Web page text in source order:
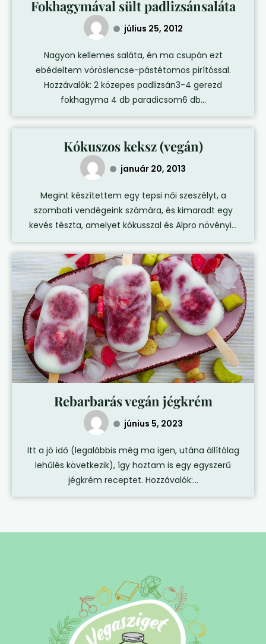
Fokhagymával sült padlizsánsaláta
július 25, 2012
Nagyon kellemes saláta, én ma csupán ezt
ebédeltem vöröslencse-pástétomos pirítóssal.
Hozzávalók: 2 közepes padlizsán3-4 gerezd
fokhagyma 4 db paradicsom6 db...
Kókuszos keksz (vegán)
január 20, 2013
Megint készítettem egy tepsi női szeszélyt, a
szombati vendégeink számára, és kimaradt egy
kevés tészta, amelyet kókusszal és Alpro növényi...
Rebarbarás vegán jégkrém
június 5, 2023
Itt a jó idő (legalábbis még ma igen, utána állítólag
lehűlés következik), így hoztam is egy egyszerű
jégkrém receptet. Hozzávalók:...